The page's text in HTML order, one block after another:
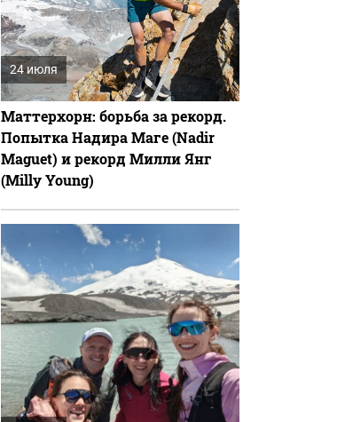
24 июля
Маттерхорн: борьба за рекорд.
Попытка Надира Маге (Nadir
Maguet) и рекорд Милли Янг
(Milly Young)